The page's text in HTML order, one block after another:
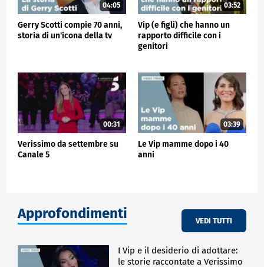
04:05
Gerry Scotti compie 70 anni,
storia di un'icona della tv
03:52
Vip (e figli) che hanno un
rapporto difficile con i
genitori
00:31
Verissimo da settembre su
Canale 5
03:39
Le Vip mamme dopo i 40
anni
Approfondimenti VEDI TUTTI
I Vip e il desiderio di adottare:
le storie raccontate a Verissimo